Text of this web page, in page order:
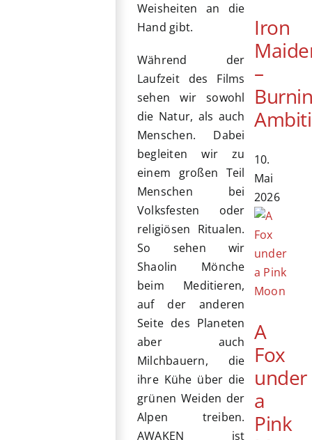
Weisheiten an die
Hand gibt.
Während der
Laufzeit des Films
sehen wir sowohl
die Natur, als auch
Menschen. Dabei
begleiten wir zu
einem großen Teil
Menschen bei
Volksfesten oder
religiösen Ritualen.
So sehen wir
Shaolin Mönche
beim Meditieren,
auf der anderen
Seite des Planeten
aber auch
Milchbauern, die
ihre Kühe über die
grünen Weiden der
Alpen treiben.
AWAKEN ist
Iron
–
10.
Mai
2026
A
Fox
under
a
Pink